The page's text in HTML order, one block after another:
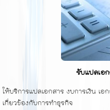
รับแปลเอ
ให้บริการแปลเอกสาร งบการเงิน เ
เกี่ยวข้องกับการทำธุรกิจ